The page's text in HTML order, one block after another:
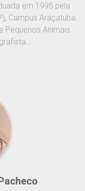
em 1995 pela
Campus Araçatuba.
Pequenos Animais